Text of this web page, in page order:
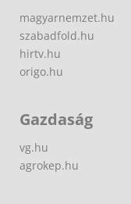
magyarnemzet.hu
szabadfold.hu
hirtv.hu
origo.hu
Gazdaság
vg.hu
agrokep.hu